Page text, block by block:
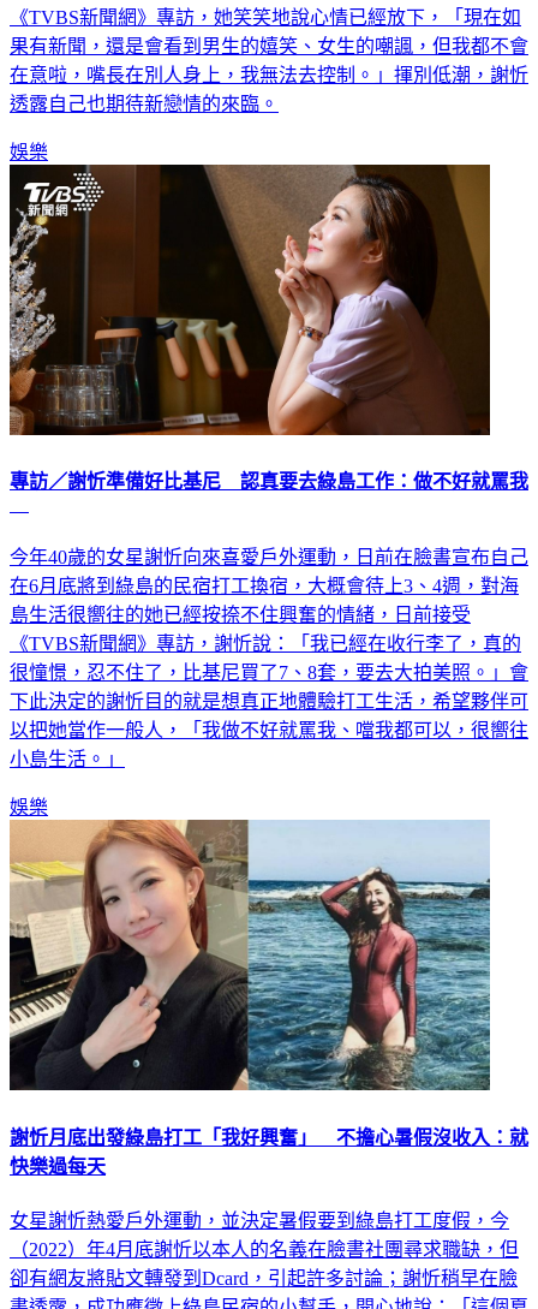
《TVBS新聞網》專訪，她笑笑地說心情已經放下，「現在如
果有新聞，還是會看到男生的嬉笑、女生的嘲諷，但我都不會
在意啦，嘴長在別人身上，我無法去控制。」揮別低潮，謝忻
透露自己也期待新戀情的來臨。
娛樂
專訪／謝忻準備好比基尼 認真要去綠島工作：做不好就罵我
今年40歲的女星謝忻向來喜愛戶外運動，日前在臉書宣布自己
在6月底將到綠島的民宿打工換宿，大概會待上3、4週，對海
島生活很嚮往的她已經按捺不住興奮的情緒，日前接受
《TVBS新聞網》專訪，謝忻說：「我已經在收行李了，真的
很憧憬，忍不住了，比基尼買了7、8套，要去大拍美照。」會
下此決定的謝忻目的就是想真正地體驗打工生活，希望夥伴可
以把她當作一般人，「我做不好就罵我、噹我都可以，很嚮往
小島生活。」
娛樂
謝忻月底出發綠島打工「我好興奮」 不擔心暑假沒收入：就
快樂過每天
女星謝忻熱愛戶外運動，並決定暑假要到綠島打工度假，今
（2022）年4月底謝忻以本人的名義在臉書社團尋求職缺，但
卻有網友將貼文轉發到Dcard，引起許多討論；謝忻稍早在臉